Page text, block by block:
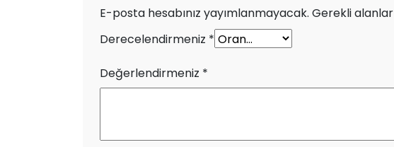
E-posta hesabınız yayımlanmayacak. Gerekli alanlar
Derecelendirmeniz *
Değerlendirmeniz *